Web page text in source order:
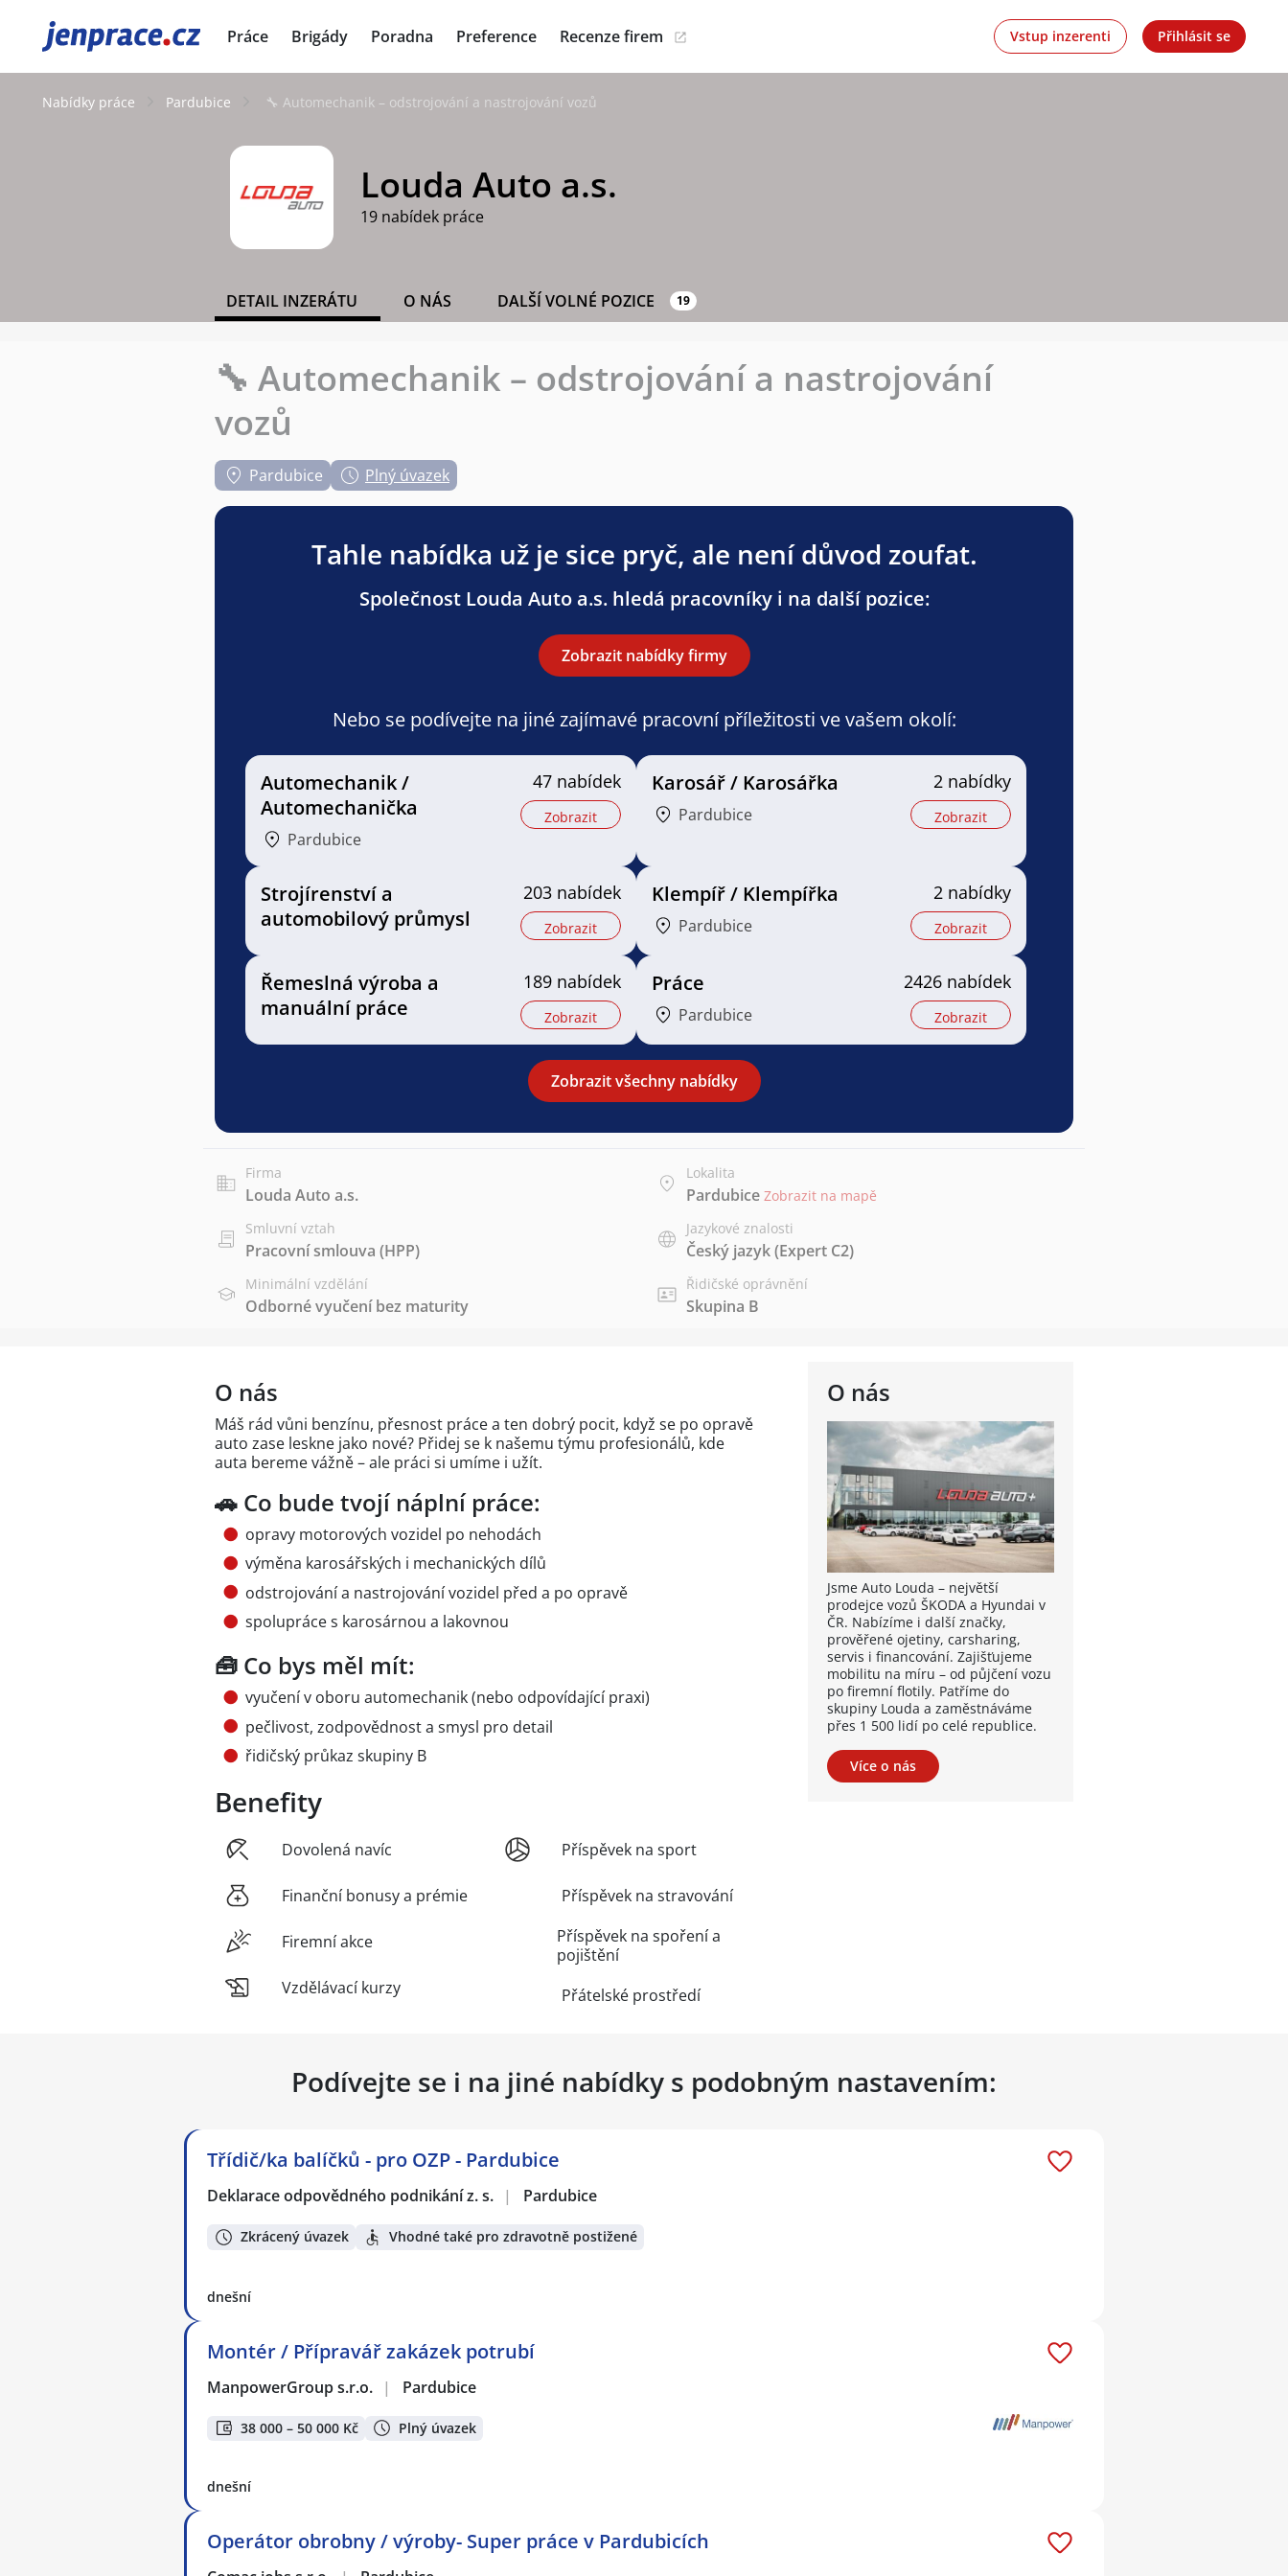
JenPráce.cz Práce Brigády Poradna Preference Recenze firem Vstup inzerenti Přihlásit se
Nabídky práce Pardubice 🔧 Automechanik – odstrojování a nastrojování vozů
Louda Auto a.s.
19 nabídek práce
DETAIL INZERÁTU O NÁS DALŠÍ VOLNÉ POZICE 19
🔧 Automechanik – odstrojování a nastrojování
vozů
Pardubice Plný úvazek
Tahle nabídka už je sice pryč, ale není důvod zoufat.
Společnost Louda Auto a.s. hledá pracovníky i na další pozice:
Zobrazit nabídky firmy
Nebo se podívejte na jiné zajímavé pracovní příležitosti ve vašem okolí:
Automechanik /
Automechanička
Pardubice
47 nabídek
Zobrazit
Karosář / Karosářka
Pardubice
2 nabídky
Zobrazit
Strojírenství a
automobilový průmysl
203 nabídek
Zobrazit
Klempíř / Klempířka
Pardubice
2 nabídky
Zobrazit
Řemeslná výroba a
manuální práce
189 nabídek
Zobrazit
Práce
Pardubice
2426 nabídek
Zobrazit
Zobrazit všechny nabídky
Firma
Louda Auto a.s.
Lokalita
Pardubice Zobrazit na mapě
Smluvní vztah
Pracovní smlouva (HPP)
Jazykové znalosti
Český jazyk(Expert C2)
Minimální vzdělání
Odborné vyučení bez maturity
Řidičské oprávnění
Skupina B
O nás
Jsme Auto Louda – největší
prodejce vozů ŠKODA a Hyundai v
ČR. Nabízíme i další značky,
prověřené ojetiny, carsharing,
servis i financování. Zajišťujeme
mobilitu na míru – od půjčení vozu
po firemní flotily. Patříme do
skupiny Louda a zaměstnáváme
přes 1 500 lidí po celé republice.
Více o nás
O nás
Máš rád vůni benzínu, přesnost práce a ten dobrý pocit, když se po opravě
auto zase leskne jako nové? Přidej se k našemu týmu profesionálů, kde
auta bereme vážně – ale práci si umíme i užít.
🚗 Co bude tvojí náplní práce:
opravy motorových vozidel po nehodách
výměna karosářských i mechanických dílů
odstrojování a nastrojování vozidel před a po opravě
spolupráce s karosárnou a lakovnou
🧰 Co bys měl mít:
vyučení v oboru automechanik (nebo odpovídající praxi)
pečlivost, zodpovědnost a smysl pro detail
řidičský průkaz skupiny B
Benefity
Dovolená navíc
Finanční bonusy a prémie
Firemní akce
Vzdělávací kurzy
Příspěvek na sport
Příspěvek na stravování
Příspěvek na spoření a
pojištění
Přátelské prostředí
Podívejte se i na jiné nabídky s podobným nastavením:
Třídič/ka balíčků - pro OZP - Pardubice
Deklarace odpovědného podnikání z. s. | Pardubice
Zkrácený úvazek Vhodné také pro zdravotně postižené
dnešní
Montér / Přípravář zakázek potrubí
ManpowerGroup s.r.o. | Pardubice
38 000 – 50 000 Kč Plný úvazek
dnešní
Operátor obrobny / výroby- Super práce v Pardubicích